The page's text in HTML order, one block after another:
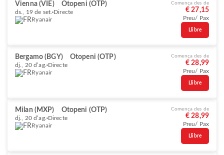
Vienna (VIE) Otopeni (OTP)
ds., 19 de set. Directe
Ryanair
Comença des de
€ 27,15
Preu/ Pax
Llibre
Bergamo (BGY) Otopeni (OTP)
dj., 20 d’ag. Directe
Ryanair
Comença des de
€ 28,99
Preu/ Pax
Llibre
Milan (MXP) Otopeni (OTP)
dj., 20 d’ag. Directe
Ryanair
Comença des de
€ 28,99
Preu/ Pax
Llibre